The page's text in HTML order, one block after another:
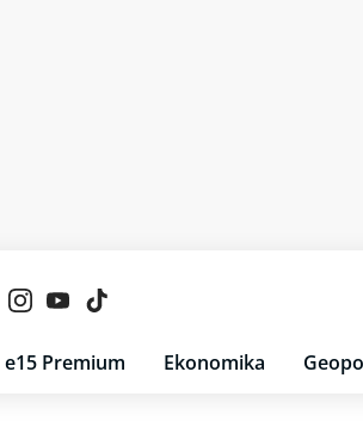
e15 Premium Ekonomika